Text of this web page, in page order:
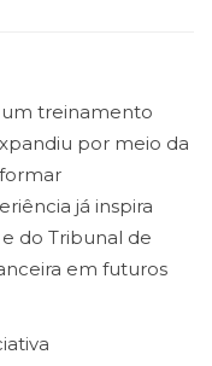
um treinamento
por meio da
já inspira
do Tribunal de
em futuros